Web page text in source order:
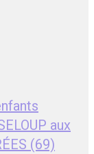
aux
(69)